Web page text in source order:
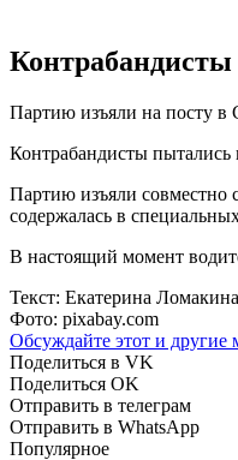
Контрабандисты
Партию изъяли на посту в
Контрабандисты пытались
Партию изъяли
содержалась в
В настоящий момент
Текст: Екатерина
Фото: pixabay.com
Обсуждайте этот и другие
Поделиться в VK
Поделиться OK
Отправить в телеграм
Отправить в WhatsApp
Популярное